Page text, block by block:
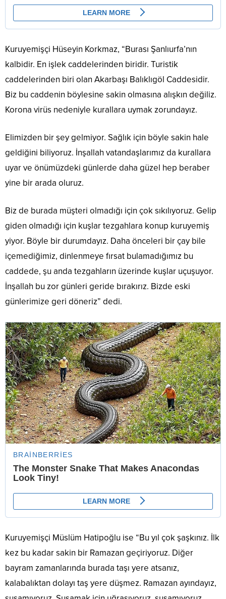
Kuruyemişçi Hüseyin Korkmaz, “Burası Şanlıurfa’nın
kalbidir. En işlek caddelerinden biridir. Turistik
caddelerinden biri olan Akarbaşı Balıklıgöl Caddesidir.
Biz bu caddenin böylesine sakin olmasına alışkın değiliz.
Korona virüs nedeniyle kurallara uymak zorundayız.
Elimizden bir şey gelmiyor. Sağlık için böyle sakin hale
geldiğini biliyoruz. İnşallah vatandaşlarımız da kurallara
uyar ve önümüzdeki günlerde daha güzel hep beraber
yine bir arada oluruz.
Biz de burada müşteri olmadığı için çok sıkılıyoruz. Gelip
giden olmadığı için kuşlar tezgahlara konup kuruyemiş
yiyor. Böyle bir durumdayız. Daha önceleri bir çay bile
içemediğimiz, dinlenmeye fırsat bulamadığımız bu
caddede, şu anda tezgahların üzerinde kuşlar uçuşuyor.
İnşallah bu zor günleri geride bırakırız. Bizde eski
günlerimize geri döneriz” dedi.
Kuruyemişçi Müslüm Hatipoğlu ise “Bu yıl çok şaşkınız. İlk
kez bu kadar sakin bir Ramazan geçiriyoruz. Diğer
bayram zamanlarında burada taşı yere atsanız,
kalabalıktan dolayı taş yere düşmez. Ramazan ayındayız,